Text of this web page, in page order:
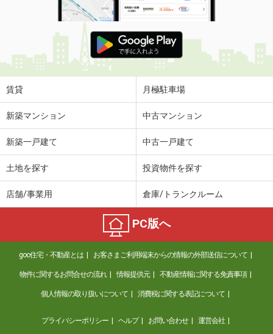
賃貸 月極駐車場
新築マンション 中古マンション
新築一戸建て 中古一戸建て
土地を探す 投資物件を探す
店舗/事業用 倉庫/トランクルーム
PC版へ
goo住宅・不動産とは お客さまご利用端末からの情報の外部送信について
物件に関するお問合せの流れ 情報提供元 不動産情報に関する免責事項
個人情報の取り扱いについて 消費税に関する表記について
プライバシーポリシー ヘルプ お問い合わせ 運営会社